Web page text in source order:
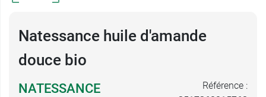
Natessance huile d'amande
douce bio
NATESSANCE
Référence :